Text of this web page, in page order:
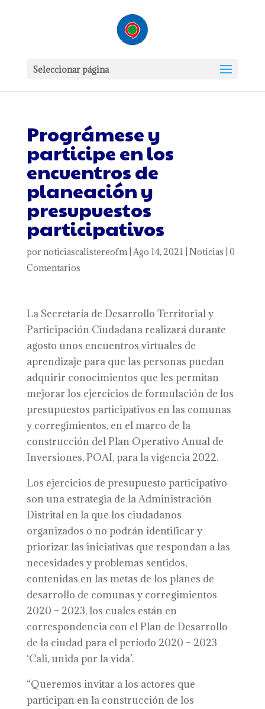
Seleccionar página
Prográmese y
participe en los
encuentros de
planeación y
presupuestos
participativos
por noticiascalistereofm| Ago 14, 2021 Noticias 0
Comentarios
La Secretaría de Desarrollo Territorial y
Participación Ciudadana realizará durante
agosto unos encuentros virtuales de
aprendizaje para que las personas puedan
adquirir conocimientos que les permitan
mejorar los ejercicios de formulación de los
presupuestos participativos en las comunas
y corregimientos, en el marco de la
construcción del Plan Operativo Anual de
Inversiones, POAI, para la vigencia 2022.
Los ejercicios de presupuesto participativo
son una estrategia de la Administración
Distrital en la que los ciudadanos
organizados o no podrán identificar y
priorizar las iniciativas que respondan a las
necesidades y problemas sentidos,
contenidas en las metas de los planes de
desarrollo de comunas y corregimientos
2020 – 2023, los cuales están en
correspondencia con el Plan de Desarrollo
de la ciudad para el período 2020 – 2023
‘Cali, unida por la vida’.
“Queremos invitar a los actores que
participan en la construcción de los